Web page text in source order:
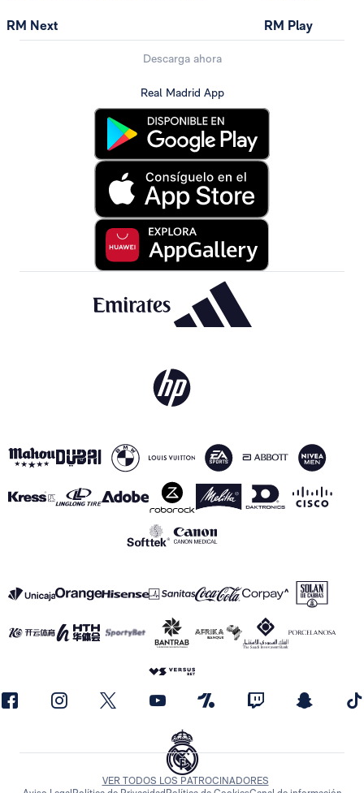
RM Next RM Play
Descarga ahora
Real Madrid App
VER TODOS LOS PATROCINADORES